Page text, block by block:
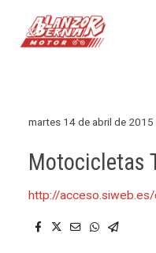
martes 14 de abril de 2015
Motocicletas
http://